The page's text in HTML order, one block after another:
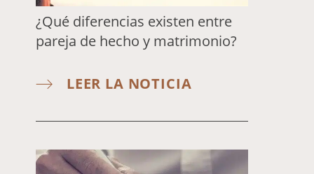
¿Qué diferencias existen entre
pareja de hecho y matrimonio?
LEER LA NOTICIA